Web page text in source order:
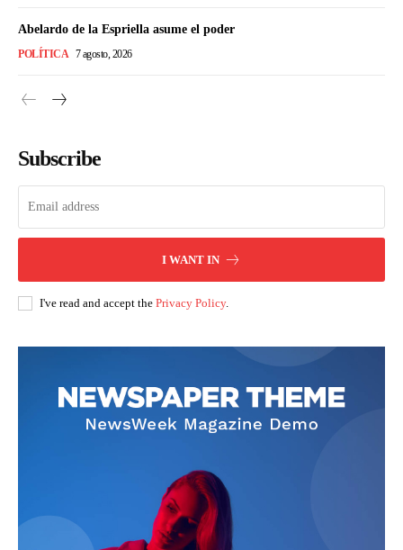
Abelardo de la Espriella asume el poder
POLÍTICA 7 agosto, 2026
Subscribe
I WANT IN
I've read and accept the Privacy Policy.